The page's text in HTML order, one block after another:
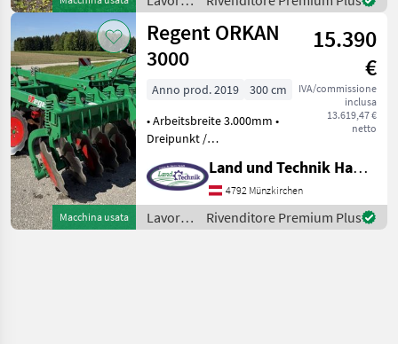
Keilringwalze -
Hydraulische Tiefenverst
terreno
/
Agroland
Macchina usata
Regent ORKAN
3000
15.390
€
IVA/commissione
inclusa
13.619,47 €
netto
Anno prod. 2019
300 cm
• Arbeitsbreite 3.000mm •
Dreipunkt /
Hohlscheiben 615 mm
Stärke 6 mm gezackt mit
automatischer
Überlastsicherung (
Land und Technik HandelsgesmbH
4792 Münzkirchen
Lavorazione
terreno
Rivenditore Premium Plus